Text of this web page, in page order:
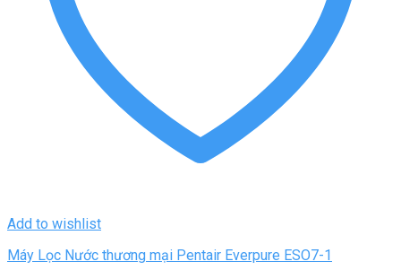
Add to wishlist
Máy Lọc Nước thương mại Pentair Everpure ESO7-1